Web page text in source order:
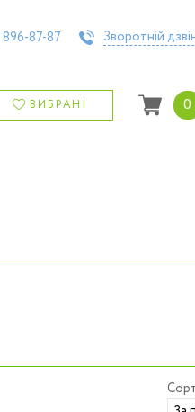
896-87-87 Зворотній
ВИБРАНІ 0